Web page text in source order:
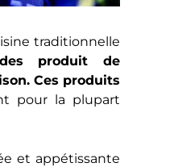
homards), de
( forcément,
fritures, fricassée
avec un
température,